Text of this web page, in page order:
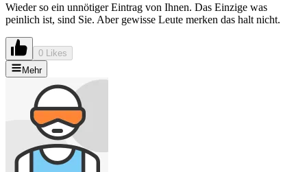
Wieder so ein unnötiger Eintrag von Ihnen. Das Einzige was
peinlich ist, sind Sie. Aber gewisse Leute merken das halt nicht.
0 Likes
Mehr